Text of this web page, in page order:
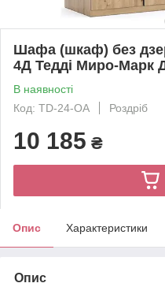
Шафа (шкаф) без
4Д Тедді Миро-Марк
В наявності
Код: TD-24-OA
Роздріб
10 185 ₴
Опис Характеристики
Опис